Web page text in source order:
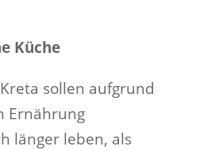
Küche
sollen aufgrund
Ernährung
länger leben, als